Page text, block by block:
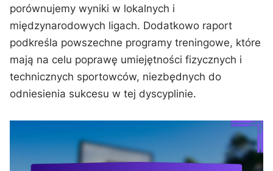
porównujemy wyniki w lokalnych i
międzynarodowych ligach. Dodatkowo raport
podkreśla powszechne programy treningowe, które
mają na celu poprawę umiejętności fizycznych i
technicznych sportowców, niezbędnych do
odniesienia sukcesu w tej dyscyplinie.